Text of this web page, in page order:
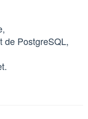
de PostgreSQL,